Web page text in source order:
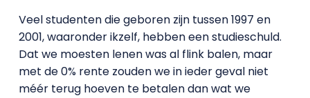
Veel studenten die geboren zijn tussen 1997 en
2001, waaronder ikzelf, hebben een studieschuld.
Dat we moesten lenen was al flink balen, maar
met de 0% rente zouden we in ieder geval niet
méér terug hoeven te betalen dan wat we